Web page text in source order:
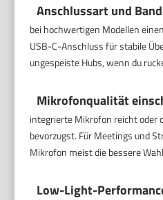
Anschlussart und
bei hochwertigen Modellen
USB-C-Anschluss für stabile
ungespeiste Hubs, wenn du
Mikrofonqualität
integrierte Mikrofon reicht oder
bevorzugst. Für Meetings und
Mikrofon meist die bessere
Low-Light-